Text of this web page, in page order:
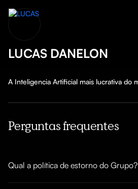
LUCAS DANELON
A Inteligencia Artificial mais lucrativa do
Perguntas frequentes
Qual a política de estorno do Grupo?